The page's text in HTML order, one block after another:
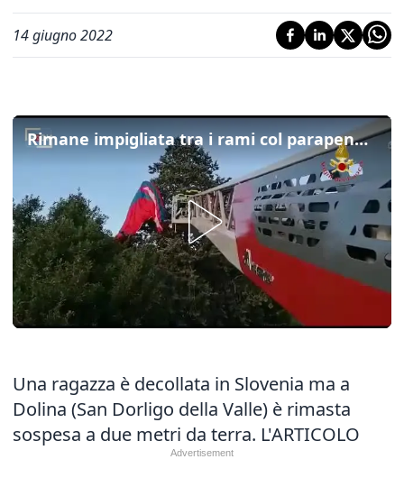
14 giugno 2022
Rimane impigliata tra i rami col parapendio, l'intervento dei pompieri di Muggia
Una ragazza è decollata in Slovenia ma a
Dolina (San Dorligo della Valle) è rimasta
sospesa a due metri da terra. L'ARTICOLO